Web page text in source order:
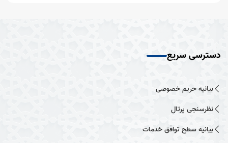
دسترسی سریع
بیانیه حریم خصوصی
نظرسنجی پرتال
بیانیه سطح توافق خدمات